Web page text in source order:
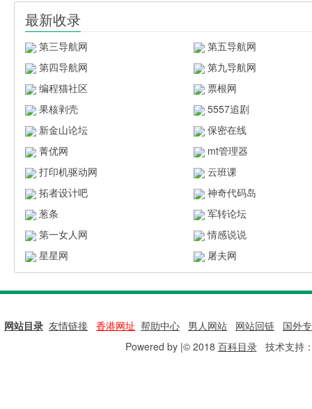
最新收录
第三导航网
第五导航网
第四导航网
第九导航网
编程猫社区
票根网
果核剥壳
5557追剧
新金山论坛
保密在线
菁优网
mt管理器
打印机驱动网
云班课
拓者设计吧
神奇代码岛
葱条
军转论坛
第一女人网
情感说说
星星网
屠夫网
网站目录 友情链接 香港网址 帮助中心 男人网站 网站回链
国外
Powered by |© 2018 百科目录技术支持